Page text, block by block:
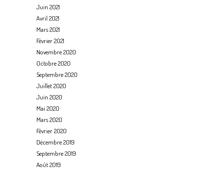
Juin 2021
Avril 2021
Mars 2021
Février 2021
Novembre 2020
Octobre 2020
Septembre 2020
Juillet 2020
Juin 2020
Mai 2020
Mars 2020
Février 2020
Décembre 2019
Septembre 2019
Août 2019